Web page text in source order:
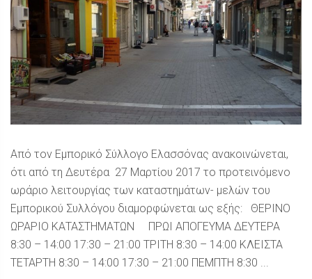
Από τον Εμπορικό Σύλλογο Ελασσόνας ανακοινώνεται,
ότι από τη Δευτέρα 27 Μαρτίου 2017 το προτεινόμενο
ωράριο λειτουργίας των καταστημάτων- μελών του
Εμπορικού Συλλόγου διαμορφώνεται ως εξής: ΘΕΡΙΝΟ
ΩΡΑΡΙΟ ΚΑΤΑΣΤΗΜΑΤΩΝ ΠΡΩΙ ΑΠΟΓΕΥΜΑ ΔΕΥΤΕΡΑ
8:30 – 14:00 17:30 – 21:00 ΤΡΙΤΗ 8:30 – 14:00 ΚΛΕΙΣΤΑ
ΤΕΤΑΡΤΗ 8:30 – 14:00 17:30 – 21:00 ΠΕΜΠΤΗ 8:30 ...